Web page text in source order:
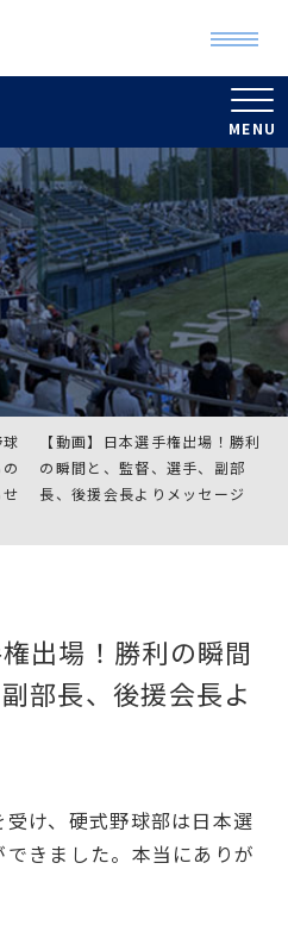
【動画】日本選手権出場！勝利
の瞬間と、監督、選手、副部
長、後援会長よりメッセージ
出場！勝利の瞬間
部長、後援会長よ
け、硬式野球部は日本選
きました。本当にありが